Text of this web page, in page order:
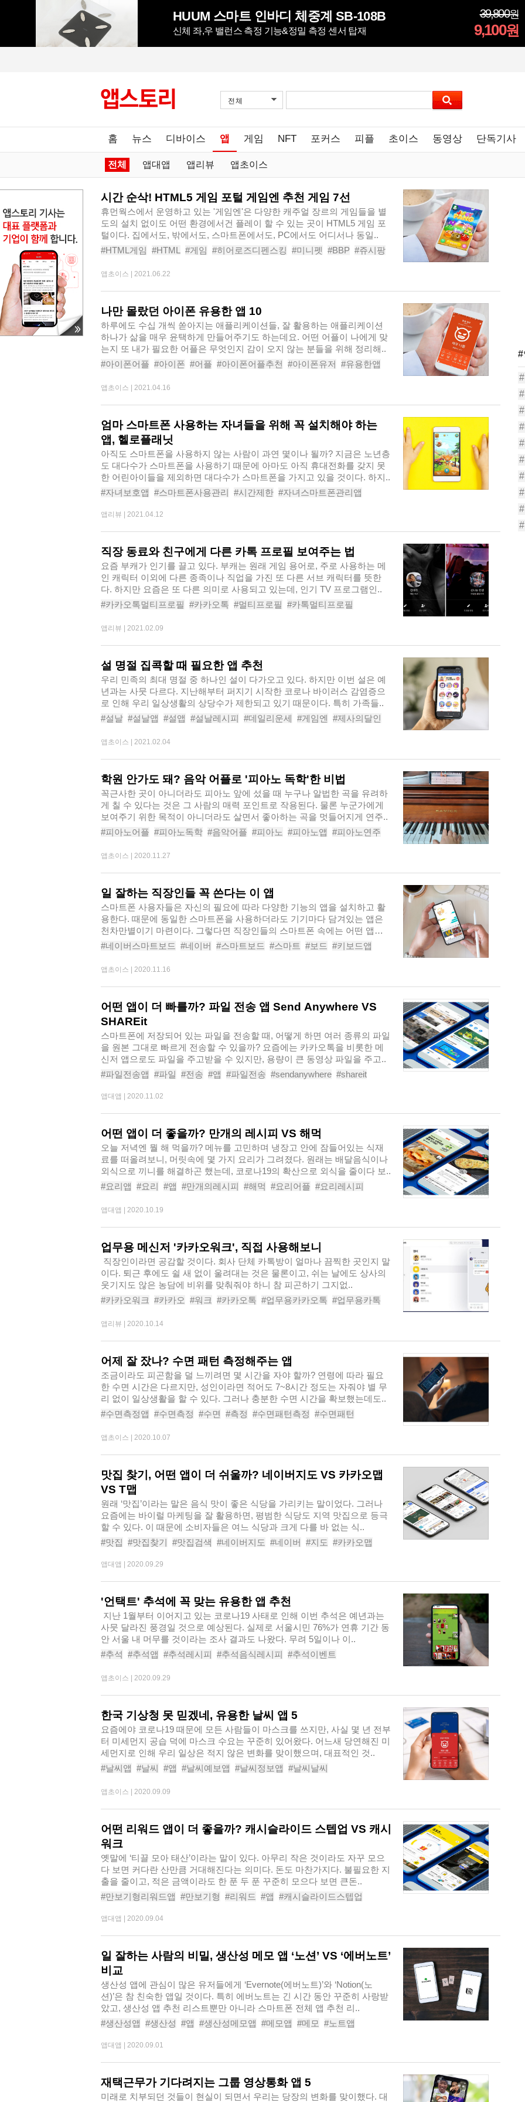
HUUM 스마트 인바디 체중계 SB-108B
신체 좌,우 밸런스 측정 기능&정밀 측정 센서 탑재
39,800원
9,100원
전체
홈 뉴스 디바이스 앱 게임 NFT 포커스 피플 초이스 동영상 단독기사
전체 앱대앱 앱리뷰 앱초이스
시간 순삭! HTML5 게임 포털 게임엔 추천 게임 7선
휴먼웍스에서 운영하고 있는 '게임엔'은 다양한 캐주얼 장르의 게임들을 별
도의 설치 없이도 어떤 환경에서건 플레이 할 수 있는 곳이 HTML5 게임 포
털이다. 집에서도, 밖에서도, 스마트폰에서도, PC에서도 어디서나 동일..
#HTML게임 #HTML #게임 #히어로즈디펜스킹 #미니펫 #BBP #쥬시팡
앱초이스 | 2021.06.22
나만 몰랐던 아이폰 유용한 앱 10
하루에도 수십 개씩 쏟아지는 애플리케이션들, 잘 활용하는 애플리케이션
하나가 삶을 매우 윤택하게 만들어주기도 하는데요. 어떤 어플이 나에게 맞
는지 또 내가 필요한 어플은 무엇인지 감이 오지 않는 분들을 위해 정리해..
#아이폰어플 #아이폰 #어플 #아이폰어플추천 #아이폰유저 #유용한앱
앱초이스 | 2021.04.16
엄마 스마트폰 사용하는 자녀들을 위해 꼭 설치해야 하는
앱, 헬로플래닛
아직도 스마트폰을 사용하지 않는 사람이 과연 몇이나 될까? 지금은 노년층
도 대다수가 스마트폰을 사용하기 때문에 아마도 아직 휴대전화를 갖지 못
한 어린아이들을 제외하면 대다수가 스마트폰을 가지고 있을 것이다. 하지..
#자녀보호앱 #스마트폰사용관리 #시간제한 #자녀스마트폰관리앱
#스마트폰중독방지
앱리뷰 | 2021.04.12
직장 동료와 친구에게 다른 카톡 프로필 보여주는 법
요즘 부캐가 인기를 끌고 있다. 부캐는 원래 게임 용어로, 주로 사용하는 메
인 캐릭터 이외에 다른 종족이나 직업을 가진 또 다른 서브 캐릭터를 뜻한
다. 하지만 요즘은 또 다른 의미로 사용되고 있는데, 인기 TV 프로그램인..
#카카오톡멀티프로필 #카카오톡 #멀티프로필 #카톡멀티프로필
앱리뷰 | 2021.02.09
설 명절 집콕할 때 필요한 앱 추천
우리 민족의 최대 명절 중 하나인 설이 다가오고 있다. 하지만 이번 설은 예
년과는 사뭇 다르다. 지난해부터 퍼지기 시작한 코로나 바이러스 감염증으
로 인해 우리 일상생활의 상당수가 제한되고 있기 때문이다. 특히 가족들..
#설날 #설날앱 #설앱 #설날레시피 #데일리운세 #게임엔 #제사의달인
앱초이스 | 2021.02.04
학원 안가도 돼? 음악 어플로 '피아노 독학'한 비법
꼭근사한 곳이 아니더라도 피아노 앞에 섰을 때 누구나 알법한 곡을 유려하
게 칠 수 있다는 것은 그 사람의 매력 포인트로 작용된다. 물론 누군가에게
보여주기 위한 목적이 아니더라도 살면서 좋아하는 곡을 멋들어지게 연주..
#피아노어플 #피아노독학 #음악어플 #피아노 #피아노앱 #피아노연주
앱초이스 | 2020.11.27
일 잘하는 직장인들 꼭 쓴다는 이 앱
스마트폰 사용자들은 자신의 필요에 따라 다양한 기능의 앱을 설치하고 활
용한다. 때문에 동일한 스마트폰을 사용하더라도 기기마다 담겨있는 앱은
천차만별이기 마련이다. 그렇다면 직장인들의 스마트폰 속에는 어떤 앱이
담..
#네이버스마트보드 #네이버 #스마트보드 #스마트 #보드 #키보드앱
앱초이스 | 2020.11.16
어떤 앱이 더 빠를까? 파일 전송 앱 Send Anywhere VS
SHAREit
스마트폰에 저장되어 있는 파일을 전송할 때, 어떻게 하면 여러 종류의 파일
을 원본 그대로 빠르게 전송할 수 있을까? 요즘에는 카카오톡을 비롯한 메
신저 앱으로도 파일을 주고받을 수 있지만, 용량이 큰 동영상 파일을 주고..
#파일전송앱 #파일 #전송 #앱 #파일전송 #sendanywhere #shareit
앱대앱 | 2020.11.02
어떤 앱이 더 좋을까? 만개의 레시피 VS 해먹
오늘 저녁엔 뭘 해 먹을까? 메뉴를 고민하며 냉장고 안에 잠들어있는 식재
료를 떠올려보니, 머릿속에 몇 가지 요리가 그려졌다. 원래는 배달음식이나
외식으로 끼니를 해결하곤 했는데, 코로나19의 확산으로 외식을 줄이다 보..
#요리앱 #요리 #앱 #만개의레시피 #해먹 #요리어플 #요리레시피
앱대앱 | 2020.10.19
업무용 메신저 '카카오워크', 직접 사용해보니
이다. 퇴근 후에도 쉴 새 없이 울려대는 것은 물론이고, 쉬는 날에도 상사의
웃기지도 않은 농담에 비위를 맞춰줘야 하니 참 피곤하기 그지없..
#카카오워크 #카카오 #워크 #카카오톡 #업무용카카오톡 #업무용카톡
앱리뷰 | 2020.10.14
어제 잘 잤나? 수면 패턴 측정해주는 앱
조금이라도 피곤함을 덜 느끼려면 몇 시간을 자야 할까? 연령에 따라 필요
한 수면 시간은 다르지만, 성인이라면 적어도 7~8시간 정도는 자줘야 별 무
리 없이 일상생활을 할 수 있다. 그러나 충분한 수면 시간을 확보했는데도..
#수면측정앱 #수면측정 #수면 #측정 #수면패턴측정 #수면패턴
앱초이스 | 2020.10.07
맛집 찾기, 어떤 앱이 더 쉬울까? 네이버지도 VS 카카오맵
VS T맵
원래 ‘맛집’이라는 말은 음식 맛이 좋은 식당을 가리키는 말이었다. 그러나
요즘에는 바이럴 마케팅을 잘 활용하면, 평범한 식당도 지역 맛집으로 등극
할 수 있다. 이 때문에 소비자들은 여느 식당과 크게 다를 바 없는 식..
#맛집 #맛집찾기 #맛집검색 #네이버지도 #네이버 #지도 #카카오맵
앱대앱 | 2020.09.29
'언택트' 추석에 꼭 맞는 유용한 앱 추천
사뭇 달라진 풍경일 것으로 예상된다. 실제로 서울시민 76%가 연휴 기간 동
안 서울 내 머무를 것이라는 조사 결과도 나왔다. 무려 5일이나 이..
#추석 #추석앱 #추석레시피 #추석음식레시피 #추석이벤트
앱초이스 | 2020.09.29
한국 기상청 못 믿겠네, 유용한 날씨 앱 5
요즘에야 코로나19 때문에 모든 사람들이 마스크를 쓰지만, 사실 몇 년 전부
터 미세먼지 공습 덕에 마스크 수요는 꾸준히 있어왔다. 어느새 당연해진 미
세먼지로 인해 우리 일상은 적지 않은 변화를 맞이했으며, 대표적인 것..
#날씨앱 #날씨 #앱 #날씨예보앱 #날씨정보앱 #날씨날씨
앱초이스 | 2020.09.09
어떤 리워드 앱이 더 좋을까? 캐시슬라이드 스텝업 VS 캐시
워크
옛말에 ‘티끌 모아 태산’이라는 말이 있다. 아무리 작은 것이라도 자꾸 모으
다 보면 커다란 산만큼 거대해진다는 의미다. 돈도 마찬가지다. 불필요한 지
출을 줄이고, 적은 금액이라도 한 푼 두 푼 꾸준히 모으다 보면 큰돈..
#만보기형리워드앱 #만보기형 #리워드 #앱 #캐시슬라이드스텝업
앱대앱 | 2020.09.04
일 잘하는 사람의 비밀, 생산성 메모 앱 ‘노션’ VS ‘에버노트’
비교
생산성 앱에 관심이 많은 유저들에게 ‘Evernote(에버노트)’와 ‘Notion(노
션)’은 참 친숙한 앱일 것이다. 특히 에버노트는 긴 시간 동안 꾸준히 사랑받
았고, 생산성 앱 추천 리스트뿐만 아니라 스마트폰 전체 앱 추천 리..
#생산성앱 #생산성 #앱 #생산성메모앱 #메모앱 #메모
#노트앱
앱대앱 | 2020.09.01
재택근무가 기다려지는 그룹 영상통화 앱 5
미래로 치부되던 것들이 현실이 되면서 우리는 당장의 변화를 맞이했다. 대
#